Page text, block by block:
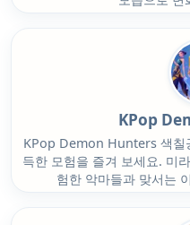
KPop
KPop Demon Hunters 색칠
득한 모험을 즐겨 보세요. 미
험한 악마들과 맞서는